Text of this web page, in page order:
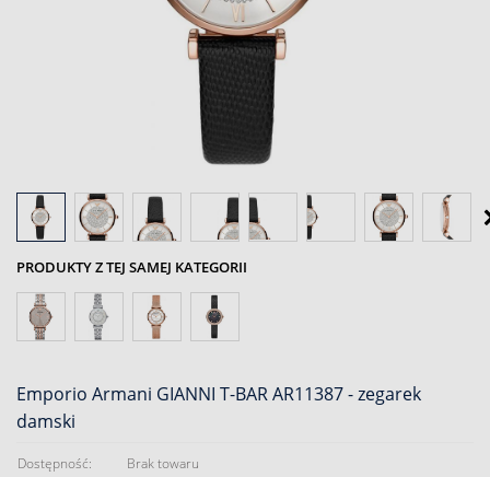
PRODUKTY Z TEJ SAMEJ KATEGORII
Emporio Armani GIANNI T-BAR AR11387 - zegarek
damski
Dostępność: Brak towaru